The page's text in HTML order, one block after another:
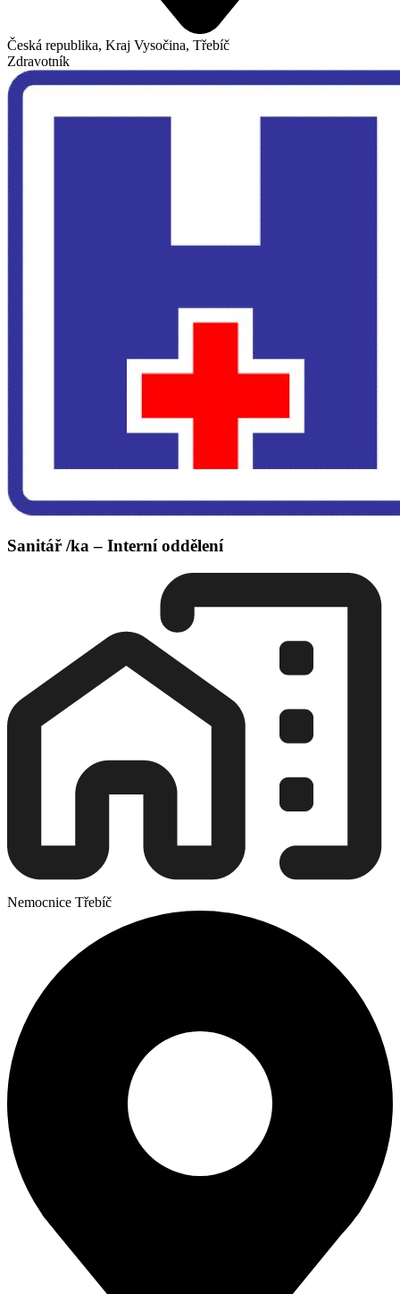
Česká republika, Kraj Vysočina, Třebíč
Zdravotník
Sanitář /ka – Interní oddělení
Nemocnice Třebíč